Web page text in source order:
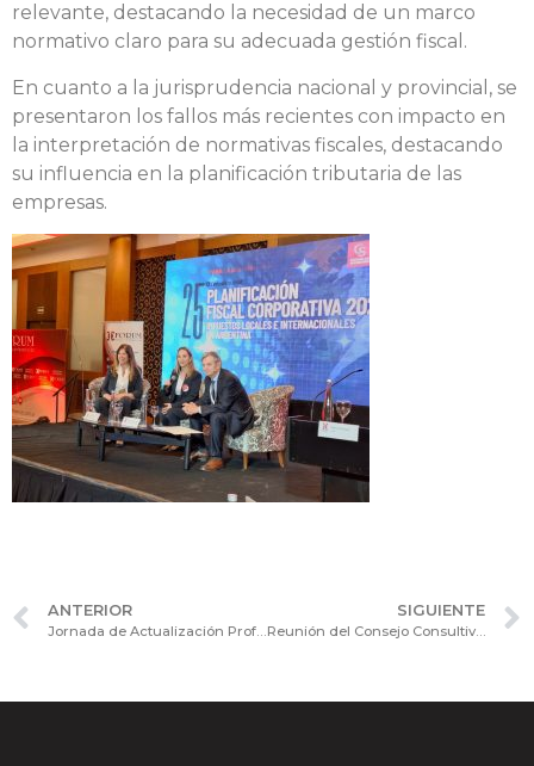
relevante, destacando la necesidad de un marco
normativo claro para su adecuada gestión fiscal.
En cuanto a la jurisprudencia nacional y provincial, se
presentaron los fallos más recientes con impacto en
la interpretación de normativas fiscales, destacando
su influencia en la planificación tributaria de las
empresas.
ANTERIOR
Jornada de Actualización Profesional: “La modernización laboral y los desafíos que presenta en las relaciones del trabajo”
SIGUIENTE
Reunión del Consejo Consultivo de Asuntos Jurídicos: Análisis sobre la gestión corporativa en la era de la ecoansiedad